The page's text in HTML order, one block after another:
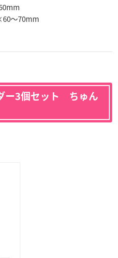
〜70mm
ー3個セット ちゅん